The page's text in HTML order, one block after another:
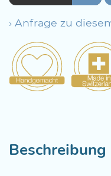
› Anfrage zu
Beschreibung